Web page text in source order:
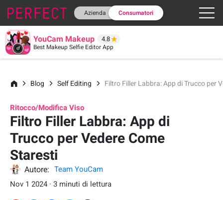
Azienda Consumatori
YouCam Makeup 4.8
Best Makeup Selfie Editor App
Blog Self Editing Filtro Filler Labbra: App di Trucco per
Ritocco/Modifica Viso
Filtro Filler Labbra: App di
Trucco per Vedere Come
Staresti
Autore:
Team YouCam
Nov 1 2024 · 3 minuti di lettura